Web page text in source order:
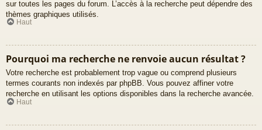
sur toutes les pages du forum. L’accès à la recherche peut dépendre des
thèmes graphiques utilisés.
Haut
Pourquoi ma recherche ne renvoie aucun résultat ?
Votre recherche est probablement trop vague ou comprend plusieurs
termes courants non indexés par phpBB. Vous pouvez affiner votre
recherche en utilisant les options disponibles dans la recherche avancée.
Haut